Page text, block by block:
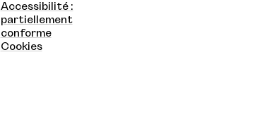
Accessibilité :
partiellement
conforme
Cookies